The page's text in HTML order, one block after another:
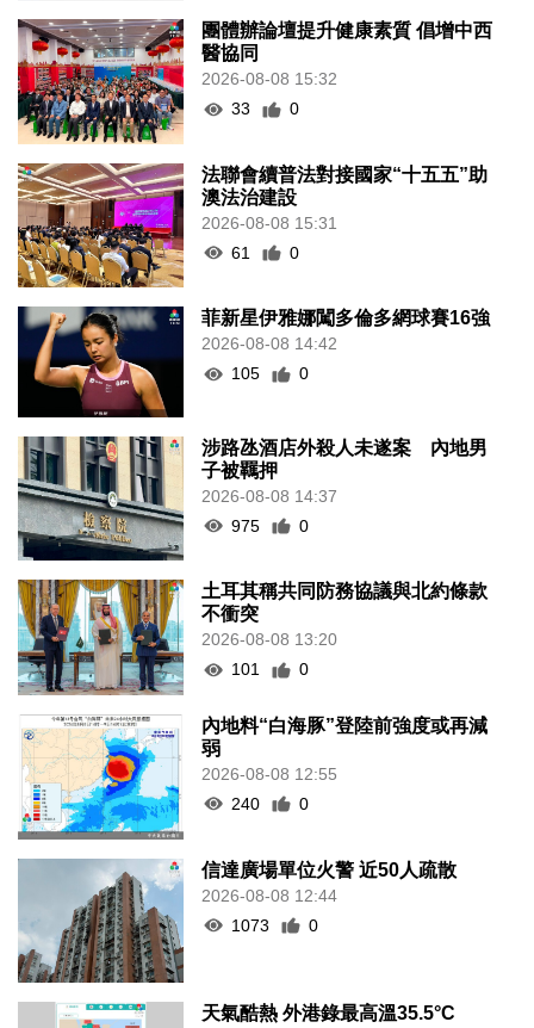
團體辦論壇提升健康素質 倡增中西
醫協同
2026-08-08 15:32
33
0
法聯會續普法對接國家“十五五”助
澳法治建設
2026-08-08 15:31
61
0
菲新星伊雅娜闖多倫多網球賽16強
2026-08-08 14:42
105
0
涉路氹酒店外殺人未遂案 內地男
子被羈押
2026-08-08 14:37
975
0
土耳其稱共同防務協議與北約條款
不衝突
2026-08-08 13:20
101
0
內地料“白海豚”登陸前強度或再減
弱
2026-08-08 12:55
240
0
信達廣場單位火警 近50人疏散
2026-08-08 12:44
1073
0
天氣酷熱 外港錄最高溫35.5°C